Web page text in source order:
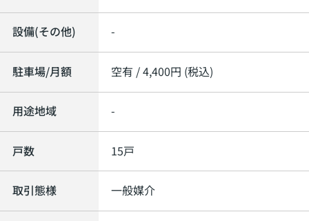
設備(その他) -
駐車場/月額 空有 / 4,400円 (税込)
用途地域 -
戸数 15戸
取引態様 一般媒介